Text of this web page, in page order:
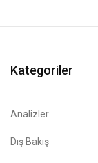
Kategoriler
Analizler
Dış Bakış